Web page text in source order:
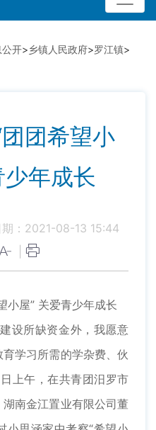
开>乡镇人民政府>罗江镇>
团希望小
少年成长
期：2021-08-13 15:44
小屋” 关爱青少年成长
设所缺资金外，我愿意
学习所需的学杂费、伙
上午，在共青团汨罗市
南金江置业有限公司董